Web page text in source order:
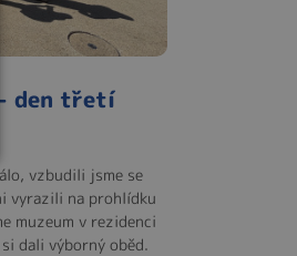
- den třetí
vzbudili jsme se
vyrazili na prohlídku
muzeum v rezidenci
dali výborný oběd.